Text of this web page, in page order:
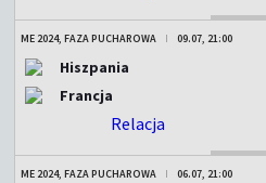
ME 2024, FAZA PUCHAROWA 09.07, 21:00
Hiszpania
Francja
Relacja
ME 2024, FAZA PUCHAROWA 06.07, 21:00